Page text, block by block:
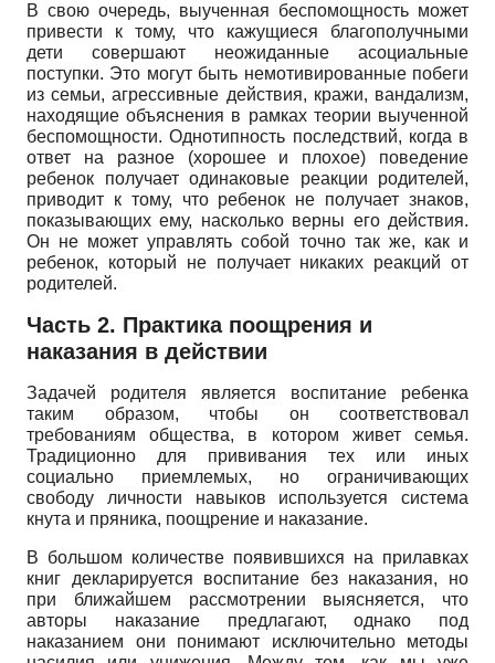
В свою очередь, выученная беспомощность может
привести к тому, что кажущиеся благополучными
дети совершают неожиданные асоциальные
поступки. Это могут быть немотивированные побеги
из семьи, агрессивные действия, кражи, вандализм,
находящие объяснения в рамках теории выученной
беспомощности. Однотипность последствий, когда в
ответ на разное (хорошее и плохое) поведение
ребенок получает одинаковые реакции родителей,
приводит к тому, что ребенок не получает знаков,
показывающих ему, насколько верны его действия.
Он не может управлять собой точно так же, как и
ребенок, который не получает никаких реакций от
родителей.
Часть 2. Практика поощрения и
наказания в действии
Задачей родителя является воспитание ребенка
таким образом, чтобы он соответствовал
требованиям общества, в котором живет семья.
Традиционно для прививания тех или иных
социально приемлемых, но ограничивающих
свободу личности навыков используется система
кнута и пряника, поощрение и наказание.
В большом количестве появившихся на прилавках
книг декларируется воспитание без наказания, но
при ближайшем рассмотрении выясняется, что
авторы наказание предлагают, однако под
наказанием они понимают исключительно методы